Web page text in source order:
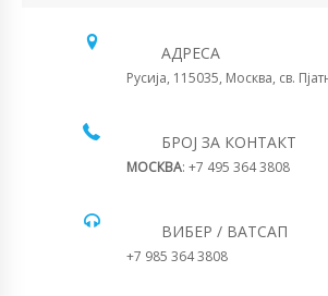
АДРЕСА
Русија, 115035, Москва, св.
БРОЈ ЗА КОНТАКТ
МОСКВА: +7 495 364 3808
ВИБЕР / ВАТСАП
+7 985 364 3808